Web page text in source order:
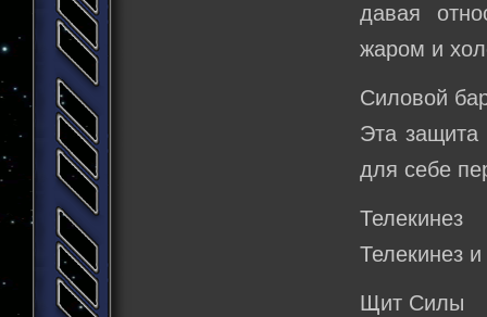
давая
жаром и
Силовой
Эта защита
для себе
Телекинез
Телекинез и
Щит Силы